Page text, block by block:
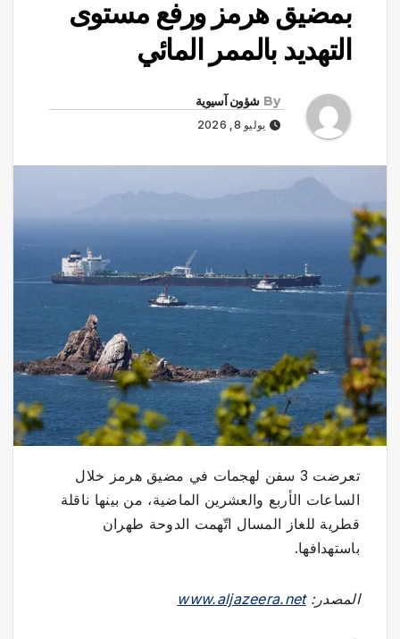
بمضيق هرمز ورفع مستوى
التهديد بالممر المائي
By شؤون آسيوية
يوليو 8, 2026
تعرضت 3 سفن لهجمات في مضيق هرمز خلال
الساعات الأربع والعشرين الماضية، من بينها ناقلة
قطرية للغاز المسال اتّهمت الدوحة طهران
باستهدافها.
المصدر:www.aljazeera.net